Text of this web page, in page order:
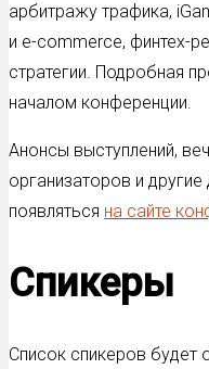
арбитражу трафика,
и e-commerce, финтех-
стратегии. Подробная
началом конференции.
Анонсы выступлений,
организаторов и
появляться на сайте
Спикеры
Список спикеров